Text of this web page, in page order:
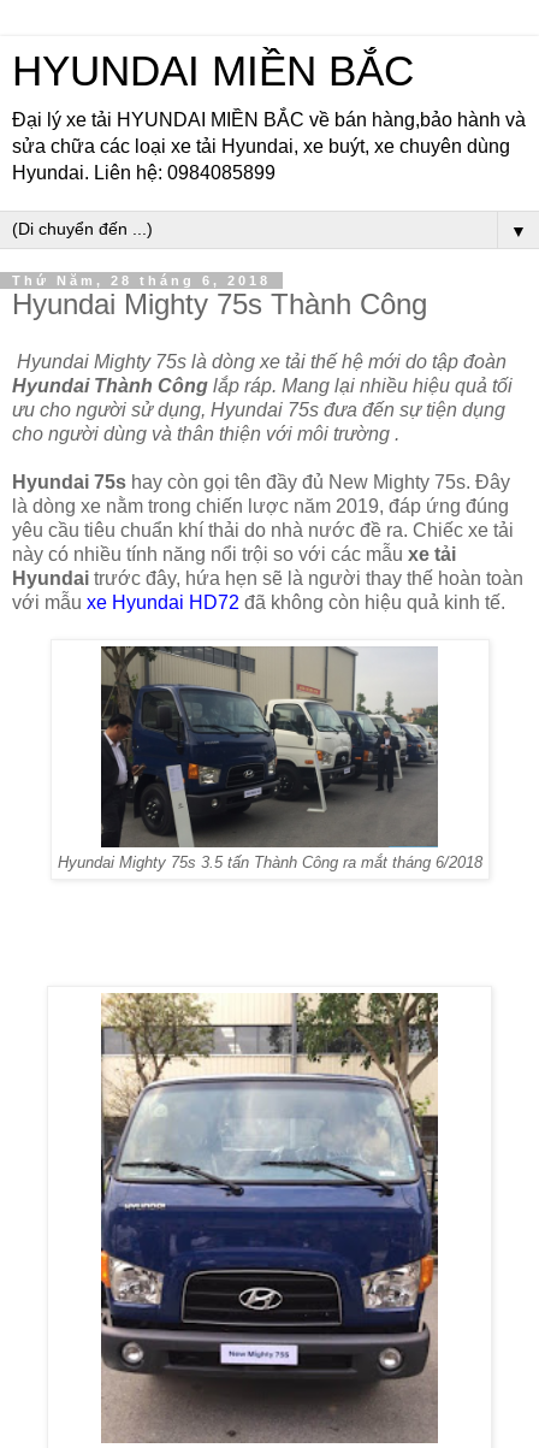
HYUNDAI MIỀN BẮC
Đại lý xe tải HYUNDAI MIỀN BẮC về bán hàng,bảo hành và
sửa chữa các loại xe tải Hyundai, xe buýt, xe chuyên dùng
Hyundai. Liên hệ: 0984085899
▼
Thứ Năm, 28 tháng 6, 2018
Hyundai Mighty 75s Thành Công
Hyundai Mighty 75s là dòng xe tải thế hệ mới do tập đoàn
Hyundai Thành Công lắp ráp. Mang lại nhiều hiệu quả tối
ưu cho người sử dụng, Hyundai 75s đưa đến sự tiện dụng
cho người dùng và thân thiện với môi trường .
Hyundai 75s hay còn gọi tên đầy đủ New Mighty 75s. Đây
là dòng xe nằm trong chiến lược năm 2019, đáp ứng đúng
yêu cầu tiêu chuẩn khí thải do nhà nước đề ra. Chiếc xe tải
này có nhiều tính năng nổi trội so với các mẫu xe tải
Hyundai trước đây, hứa hẹn sẽ là người thay thế hoàn toàn
với mẫu xe Hyundai HD72 đã không còn hiệu quả kinh tế.
Hyundai Mighty 75s 3.5 tấn Thành Công ra mắt tháng 6/2018